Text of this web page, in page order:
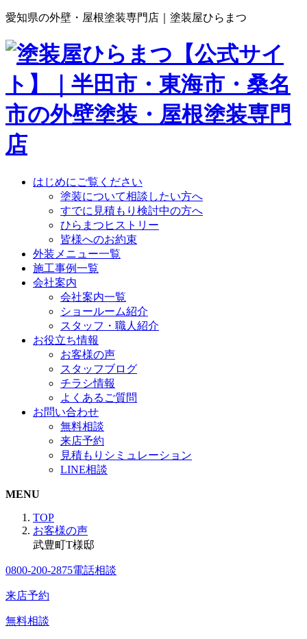
愛知県の外壁・屋根塗装専門店｜塗装屋ひらまつ
はじめにご覧ください
塗装について相談したい方へ
すでに見積もり検討中の方へ
ひらまつヒストリー
皆様へのお約束
外装メニュー一覧
施工事例一覧
会社案内
会社案内一覧
ショールーム紹介
スタッフ・職人紹介
お役立ち情報
お客様の声
スタッフブログ
チラシ情報
よくあるご質問
お問い合わせ
無料相談
来店予約
見積もりシミュレーション
LINE相談
MENU
TOP
お客様の声
武豊町T様邸
0800-200-2875電話相談
来店予約
無料相談